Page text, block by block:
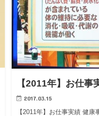
【2011年】お仕事
2017.03.15
【2011年】お仕事実績 健